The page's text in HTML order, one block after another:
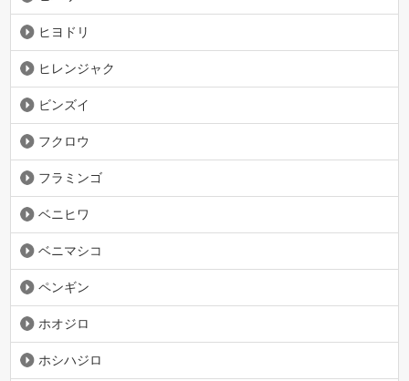
ヒヨドリ
ヒレンジャク
ビンズイ
フクロウ
フラミンゴ
ベニヒワ
ベニマシコ
ペンギン
ホオジロ
ホシハジロ